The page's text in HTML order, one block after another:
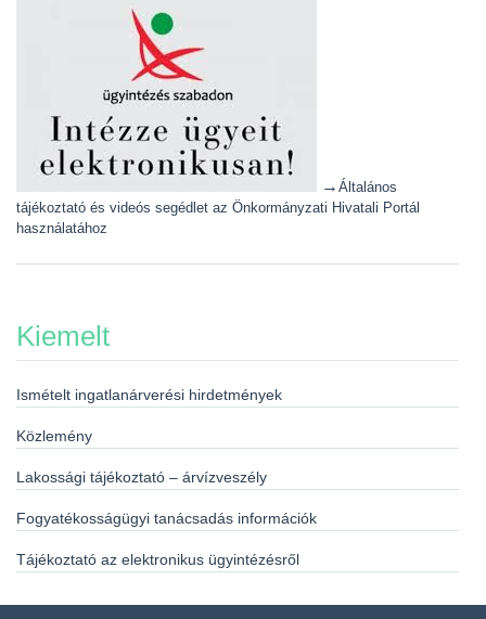
→ Általános
tájékoztató és videós segédlet az Önkormányzati Hivatali Portál
használatához
Kiemelt
Ismételt ingatlanárverési hirdetmények
Közlemény
Lakossági tájékoztató – árvízveszély
Fogyatékosságügyi tanácsadás információk
Tájékoztató az elektronikus ügyintézésről